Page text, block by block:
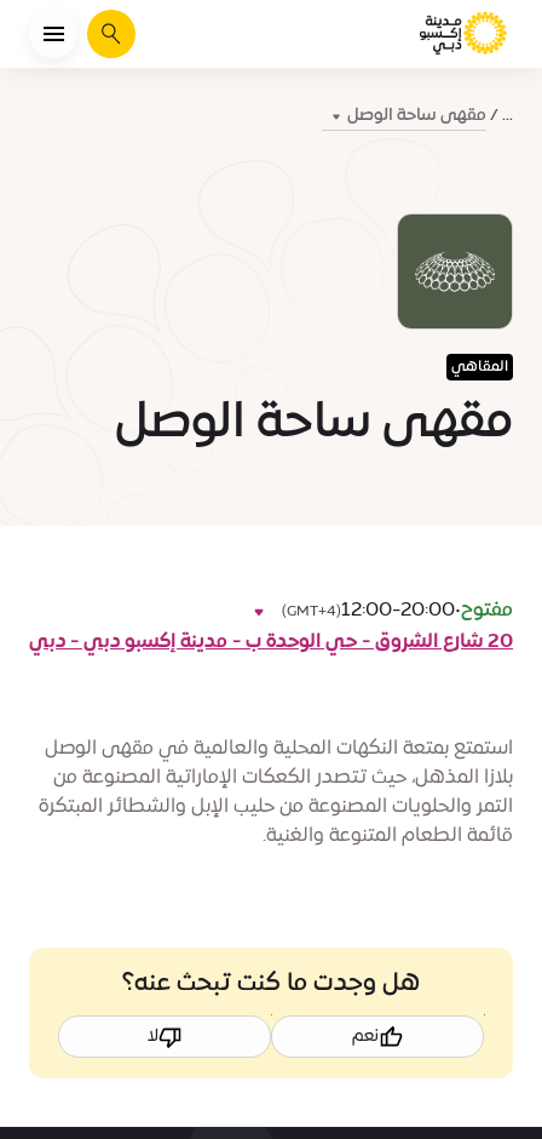
يبحث
... مقهى ساحة الوصل
المقاهي
مقهى ساحة الوصل
استمتع بمتعة النكهات المحلية والعالمية في مقهى الوصل
بلازا المذهل، حيث تتصدر الكعكات الإماراتية المصنوعة من
التمر والحلويات المصنوعة من حليب الإبل والشطائر المبتكرة
قائمة الطعام المتنوعة والغنية.
مفتوح•
12:00-20:00
(GMT+4)
20 شارع الشروق - حي الوحدة ب - مدينة إكسبو دبي - دبي
هل وجدت ما كنت تبحث عنه؟
نعم لا